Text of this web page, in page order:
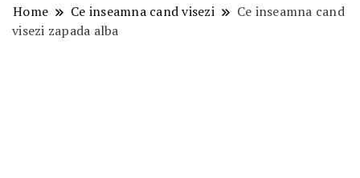
Home Ce inseamna cand visezi
Ce inseamna cand
visezi zapada alba